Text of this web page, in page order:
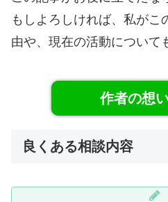
もしよろしければ、私がこ
由や、現在の活動について
作者の想
良くある相談内容